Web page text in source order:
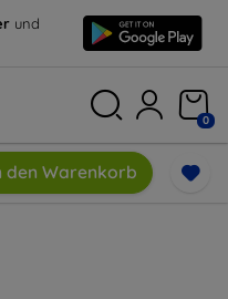
und
0
den Warenkorb